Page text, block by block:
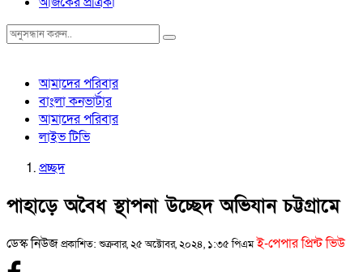
আমাদের পরিবার
বাংলা কনভার্টার
আমাদের পরিবার
লাইভ টিভি
প্রচ্ছদ
পাহাড়ে অবৈধ স্থাপনা উচ্ছেদ অভিযান চট্টগ্রামে
ডেস্ক নিউজপ্রকাশিত: শুক্রবার, ২৫ অক্টোবর, ২০২৪, ১:৩৫ পিএম ই-পেপার প্রিন্ট ভিউ